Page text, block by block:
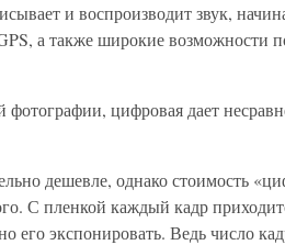
и воспроизводит звук,
а также широкие возможности
цифровая дает
дешевле, однако стоимость
С пленкой каждый кадр
его экспонировать. Ведь число